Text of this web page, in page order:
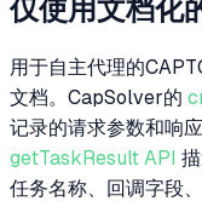
仅使用文档化
用于自主代理的
文档。CapSolver的
记录的请求参数和响
getTaskResult API
任务名称、回调字段